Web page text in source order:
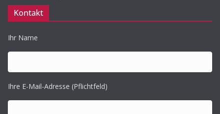
Kontakt
Ihr Name
Ihre E-Mail-Adresse (Pflichtfeld)